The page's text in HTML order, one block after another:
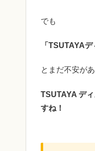
でも
「TSUTAYA
とまだ不安が
TSUTAYA デ
すね！